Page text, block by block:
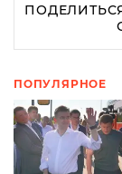
ПОПУЛЯРНОЕ